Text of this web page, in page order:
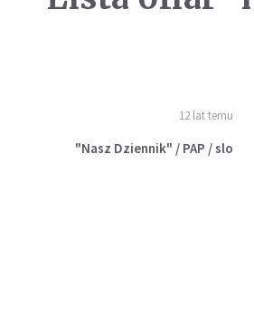
12 lat temu
"Nasz Dziennik" / PAP / slo